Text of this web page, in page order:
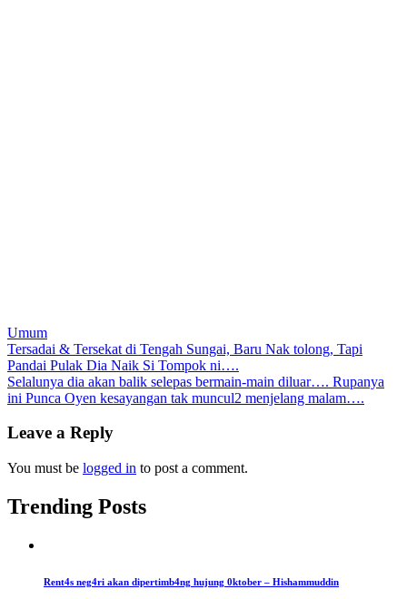
Umum
Post
navigation
Tersadai & Tersekat di Tengah Sungai, Baru Nak tolong, Tapi
Pandai Pulak Dia Naik Si Tompok ni….
Selalunya dia akan balik selepas bermain-main diluar…. Rupanya
ini Punca Oyen kesayangan tak muncul2 menjelang malam….
Leave a Reply
You must be logged in to post a comment.
Trending Posts
Rent4s neg4ri akan dipertimb4ng hujung 0ktober – Hishammuddin